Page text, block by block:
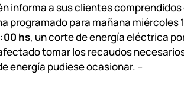
informa a sus clientes comprendidos
programado para mañana miércoles
hs, un corte de energía eléctrica
tomar los recaudos
energía pudiese ocasionar. –